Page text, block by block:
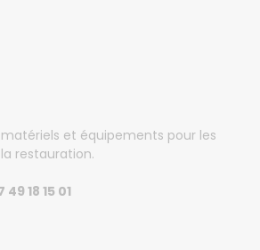
et équipements pour les
restauration.
18 15 01